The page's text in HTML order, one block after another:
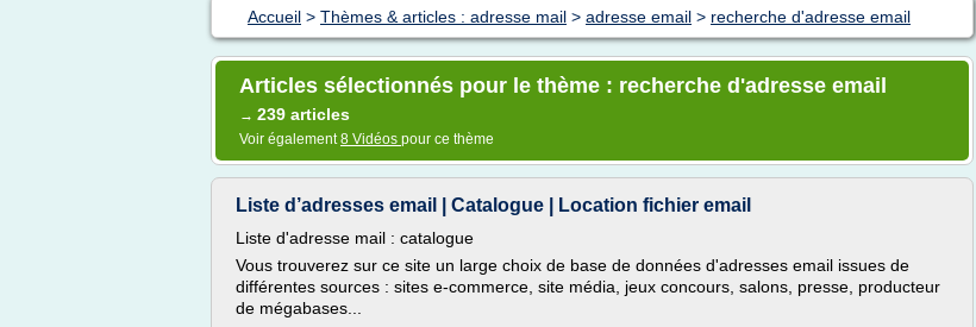
Accueil > Thèmes & articles : adresse mail > adresse email > recherche d'adresse email
Articles sélectionnés pour le thème : recherche d'adresse email
→ 239 articles
Voir également8 Vidéos pour ce thème
Liste d’adresses email | Catalogue | Location fichier email
Liste d'adresse mail : catalogue
Vous trouverez sur ce site un large choix de base de données d'adresses email issues de
différentes sources : sites e-commerce, site média, jeux concours, salons, presse, producteur
de mégabases...